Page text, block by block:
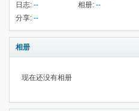
日志: -- 相册: --
分享: --
相册
现在还没有相册